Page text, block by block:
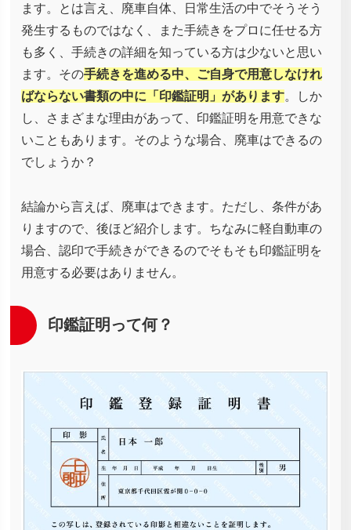
ます。とは言え、廃車自体、日常生活の中でそうそう
発生するものではなく、また手続きをプロに任せる方
も多く、手続きの詳細を知っている方は少ないと思い
ます。その手続きを進める中、ご自身で用意しなけれ
ばならない書類の中に「印鑑証明」があります。しか
し、さまざまな理由があって、印鑑証明を用意できな
いこともあります。そのような場合、廃車はできるの
でしょうか？
結論から言えば、廃車はできます。ただし、条件があ
りますので、後ほど紹介します。ちなみに軽自動車の
場合、認印で手続きができるのでそもそも印鑑証明を
用意する必要はありません。
印鑑証明って何？